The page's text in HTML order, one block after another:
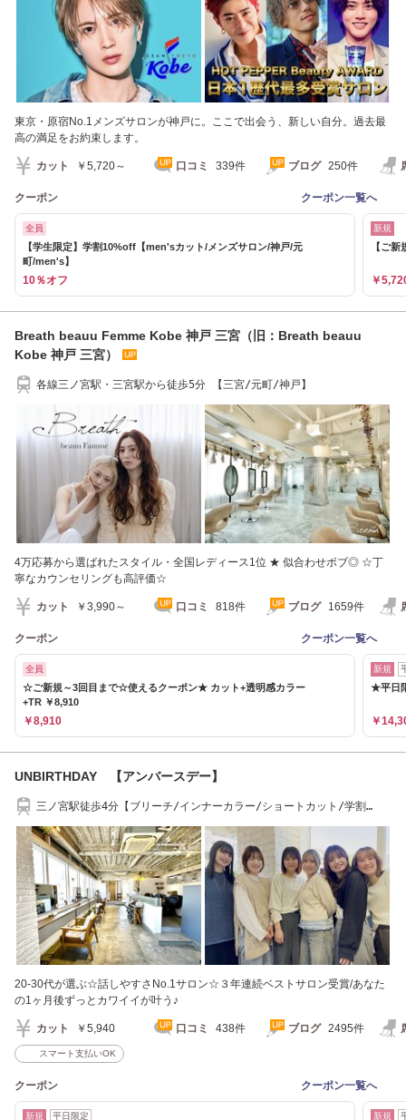
東京・原宿No.1メンズサロンが神戸に。ここで出会う、新しい自分。過去最
高の満足をお約束します。
カット ￥5,720～ 口コミ 339件 ブログ 250件
クーポン クーポン一覧へ
全員
【学生限定】学割10%off【men'sカット/メンズサロン/神戸/元
町/men's】
10％オフ
新規
【ご
￥
Breath beauu Femme Kobe 神戸 三宮（旧：Breath beauu
Kobe 神戸 三宮）
各線三ノ宮駅・三宮駅から徒歩5分 【三宮/元町/神戸】
4万応募から選ばれたスタイル・全国レディース1位 ★ 似合わせボブ◎ ☆丁
寧なカウンセリングも高評価☆
カット ￥3,990～ 口コミ 818件 ブログ 1659件
クーポン クーポン一覧へ
全員
☆ご新規～3回目まで☆使えるクーポン★ カット+透明感カラー
+TR ￥8,910
￥8,910
新規
★平日
￥
UNBIRTHDAY 【アンバースデー】
三ノ宮駅徒歩4分【ブリーチ/インナーカラー/ショートカット/学割
20-30代が選ぶ☆話しやすさNo.1サロン☆３年連続ベストサロン受賞/あなた
の1ヶ月後ずっとカワイイが叶う♪
カット ￥5,940 口コミ 438件 ブログ 2495件
スマート支払いOK
クーポン クーポン一覧へ
新規 平日限定 新規